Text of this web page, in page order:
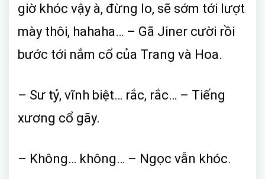
giờ khóc vậy à, đừng lo, sẽ sớm tới lượt
mày thôi, hahaha… – Gã Jiner cười rồi
bước tới nắm cổ của Trang và Hoa.
– Sư tỷ, vĩnh biệt… rắc, rắc… – Tiếng
xương cổ gãy.
– Không… không… – Ngọc vẫn khóc.